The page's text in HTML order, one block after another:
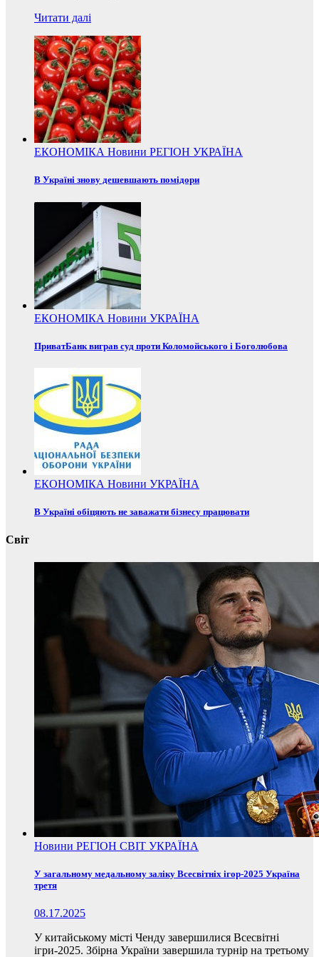
Читати далі
ЕКОНОМІКА Новини РЕГІОН УКРАЇНА
В Україні знову дешевшають помідори
ЕКОНОМІКА Новини УКРАЇНА
ПриватБанк виграв суд проти Коломойського і Боголюбова
ЕКОНОМІКА Новини УКРАЇНА
В Україні обіцяють не заважати бізнесу працювати
Світ
Новини РЕГІОН СВІТ УКРАЇНА
У загальному медальному заліку Всесвітніх ігор-2025 Україна
третя
08.17.2025
У китайському місті Ченду завершилися Всесвітні
ігри-2025. Збірна України завершила турнір на третьому